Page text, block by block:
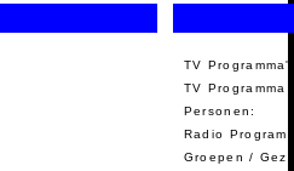
TV
TV Programma
Personen:
Radio
Groepen /